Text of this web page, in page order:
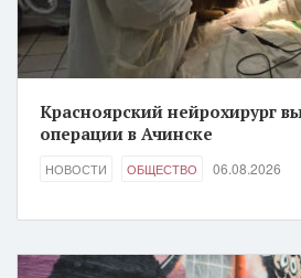
Красноярский нейрохирург
операции в Ачинске
НОВОСТИ ОБЩЕСТВО 06.08.2026